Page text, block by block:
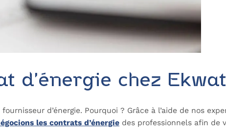
d’énergie chez
d’énergie. Pourquoi ? Grâce à l’aide de nos
les contrats d’énergie des professionnels afin de